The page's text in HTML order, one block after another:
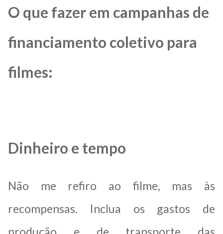
O que fazer em campanhas de
financiamento coletivo para
filmes:
Dinheiro e tempo
Não me refiro ao filme, mas às
recompensas. Inclua os gastos de